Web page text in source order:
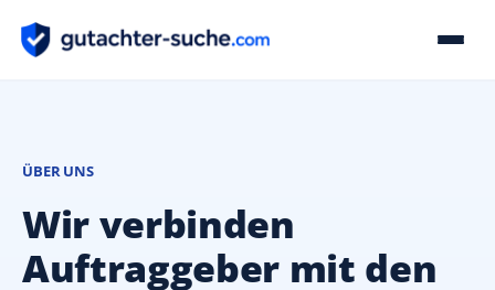
Auftragsbörse
Über uns
ÜBER UNS
Wir verbinden
Auftraggeber mit den